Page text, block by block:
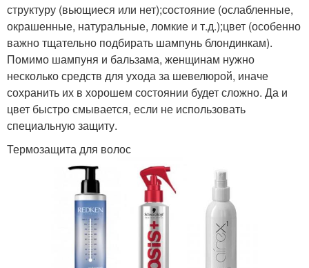
структуру (вьющиеся или нет);состояние (ослабленные,
окрашенные, натуральные, ломкие и т.д.);цвет (особенно
важно тщательно подбирать шампунь блондинкам).
Помимо шампуня и бальзама, женщинам нужно
несколько средств для ухода за шевелюрой, иначе
сохранить их в хорошем состоянии будет сложно. Да и
цвет быстро смывается, если не использовать
специальную защиту.
Термозащита для волос